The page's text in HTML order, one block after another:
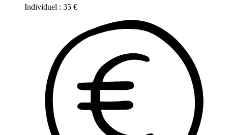
Individuel : 35 €